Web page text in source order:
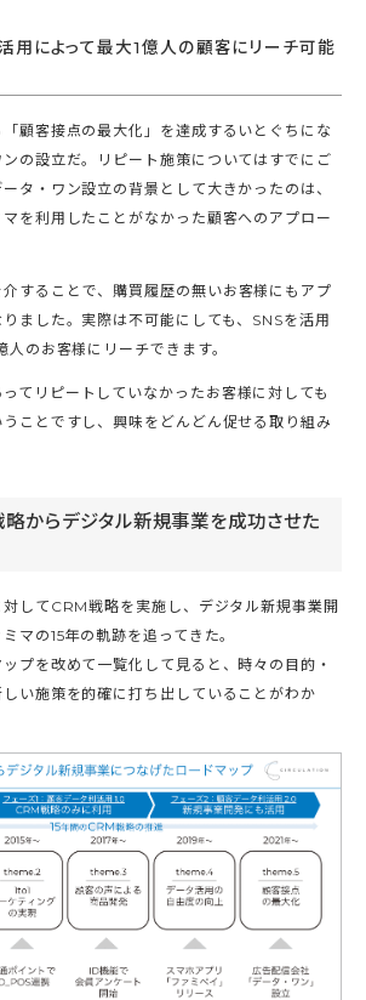
活用によって最大1億人の顧客にリーチ可能
顧客接点の最大化」を達成するいとぐちにな
の設立だ。リピート施策についてはすでにご
タ・ワン設立の背景として大きかったのは、
を利用したことがなかった顧客へのアプロー
することで、購買履歴の無いお客様にもアプ
ました。実際は不可能にしても、SNSを活用
人のお客様にリーチできます。
てリピートしていなかったお客様に対しても
ことですし、興味をどんどん促せる取り組み
からデジタル新規事業を成功させた
してCRM戦略を実施し、デジタル新規事業開
マの15年の軌跡を追ってきた。
プを改めて一覧化して見ると、時々の目的・
い施策を的確に打ち出していることがわか